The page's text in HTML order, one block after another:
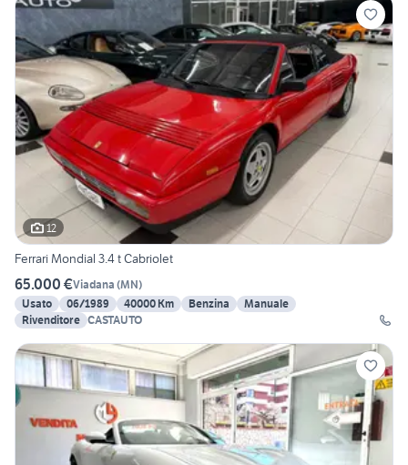
12
Ferrari Mondial 3.4 t Cabriolet
65.000 €Viadana (MN)
Usato
06/1989 40000 Km Benzina
Manuale
Rivenditore CASTAUTO